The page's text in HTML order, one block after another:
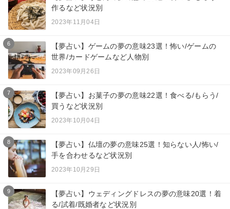
作るなど状況別
2023年11月04日
6
【夢占い】ゲームの夢の意味23選！怖い/ゲームの
世界/カードゲームなど人物別
2023年09月26日
7
【夢占い】お菓子の夢の意味22選！食べる/もらう/
買うなど状況別
2023年10月04日
8
【夢占い】仏壇の夢の意味25選！知らない人/怖い/
手を合わせるなど状況別
2023年10月29日
9
【夢占い】ウェディングドレスの夢の意味20選！着
る/試着/既婚者など状況別